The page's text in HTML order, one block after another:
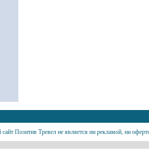
Позитив Тревел не является ни рекламой, ни